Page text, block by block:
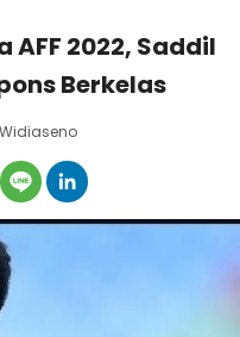
AFF 2022, Saddil
Berkelas